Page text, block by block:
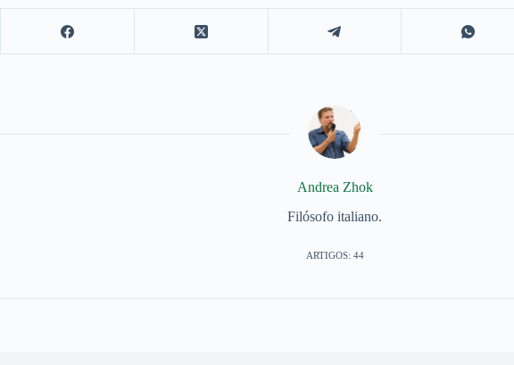
Andrea Zhok
Filósofo italiano.
ARTIGOS: 44